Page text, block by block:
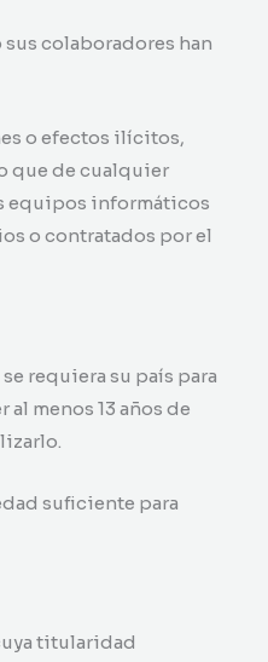
colaboradores han
o efectos ilícitos,
que de cualquier
equipos informáticos
o contratados por el
requiera su país para
menos 13 años de
suficiente para
titularidad